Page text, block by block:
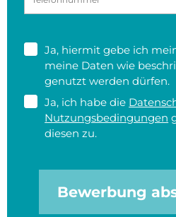
Ja, hiermit gebe ich
meine Daten wie
genutzt werden dürfen.
Ja, ich habe die
Nutzungsbedingungen
diesen zu.
Bewerbung